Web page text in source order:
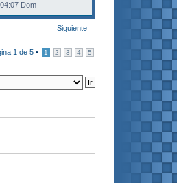
Dom
Siguiente
1 de 5 • 1 2 3 4 5